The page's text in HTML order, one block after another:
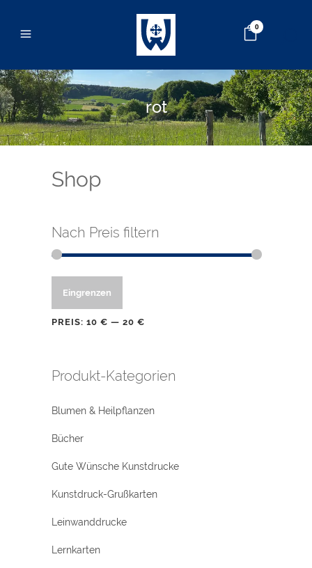
0
rot
Shop
Nach Preis filtern
Eingrenzen
PREIS: 10 € — 20 €
Produkt-Kategorien
Blumen & Heilpflanzen
Bücher
Gute Wünsche Kunstdrucke
Kunstdruck-Grußkarten
Leinwanddrucke
Lernkarten